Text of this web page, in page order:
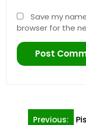
Save my
browser for the
Previous: